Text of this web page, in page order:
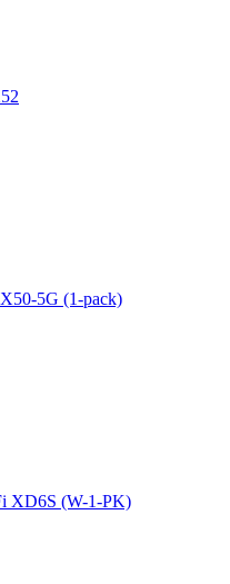
5G (1-pack)
XD6S (W-1-PK)